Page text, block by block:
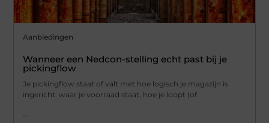
Aanbiedingen
Wanneer een Nedcon-stelling echt past bij je
pickingflow
Je pickingflow staat of valt met hoe logisch je magazijn is
ingericht: waar je voorraad staat, hoe je loopt (of
...